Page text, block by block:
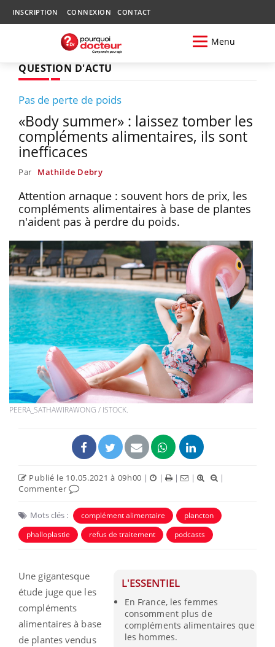
INSCRIPTION CONNEXION CONTACT
Menu
QUESTION D'ACTU
Pas de perte de poids
«Body summer» : laissez tomber les
compléments alimentaires, ils sont
inefficaces
Par Mathilde Debry
Attention arnaque : souvent hors de prix, les
compléments alimentaires à base de plantes
n'aident pas à perdre du poids.
PEERA_SATHAWIRAWONG / ISTOCK.
Publié le 10.05.2021 à 09h00 | | | |
|
Commenter
Mots clés : complément alimentaire
plancton
phalloplastie
refus de traitement podcasts
L'ESSENTIEL
En France, les femmes
consomment plus de
compléments alimentaires que
les hommes.
Une gigantesque
étude juge que les
compléments
alimentaires à base
de plantes vendus